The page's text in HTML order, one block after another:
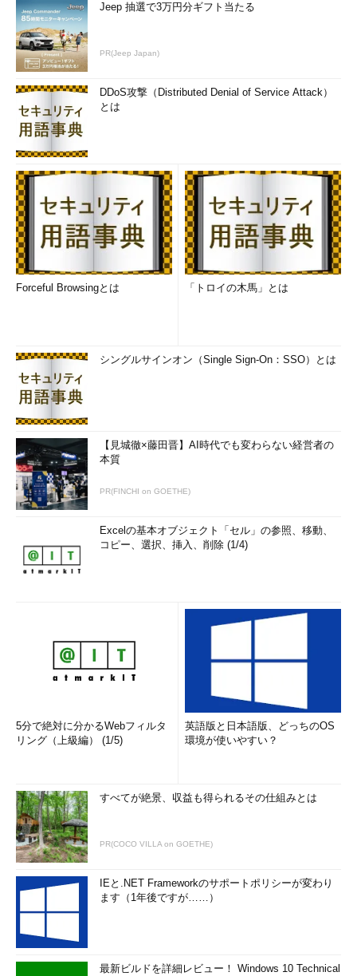
Jeep 抽選で3万円分ギフト当たる
PR(Jeep Japan)
DDoS攻撃（Distributed Denial of Service Attack）
とは
Forceful Browsingとは 「トロイの木馬」とは
シングルサインオン（Single Sign-On：SSO）とは
【見城徹×藤田晋】AI時代でも変わらない経営者の
本質
PR(FINCHI on GOETHE)
Excelの基本オブジェクト「セル」の参照、移動、
コピー、選択、挿入、削除 (1/4)
5分で絶対に分かるWebフィルタ
リング（上級編） (1/5)
英語版と日本語版、どっちのOS
環境が使いやすい？
すべてが絶景、収益も得られるその仕組みとは
PR(COCO VILLA on GOETHE)
IEと.NET Frameworkのサポートポリシーが変わり
ます（1年後ですが……）
最新ビルドを詳細レビュー！ Windows 10 Technical